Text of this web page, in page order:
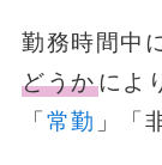
勤務時間中
どうかによ
「 常勤 」「